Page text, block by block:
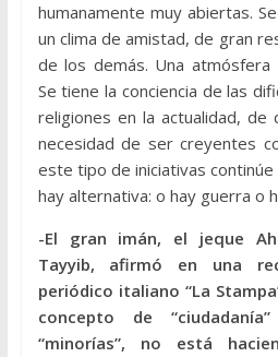
humanamente muy abiertas.
un clima de amistad, de gran
de los demás. Una atmósfera
Se tiene la conciencia de las
religiones en la actualidad,
necesidad de ser creyentes
este tipo de iniciativas
hay alternativa: o hay guerra o
-El gran imán, el jeque
Tayyib, afirmó en una
periódico italiano “La
concepto de
“minorías”, no está